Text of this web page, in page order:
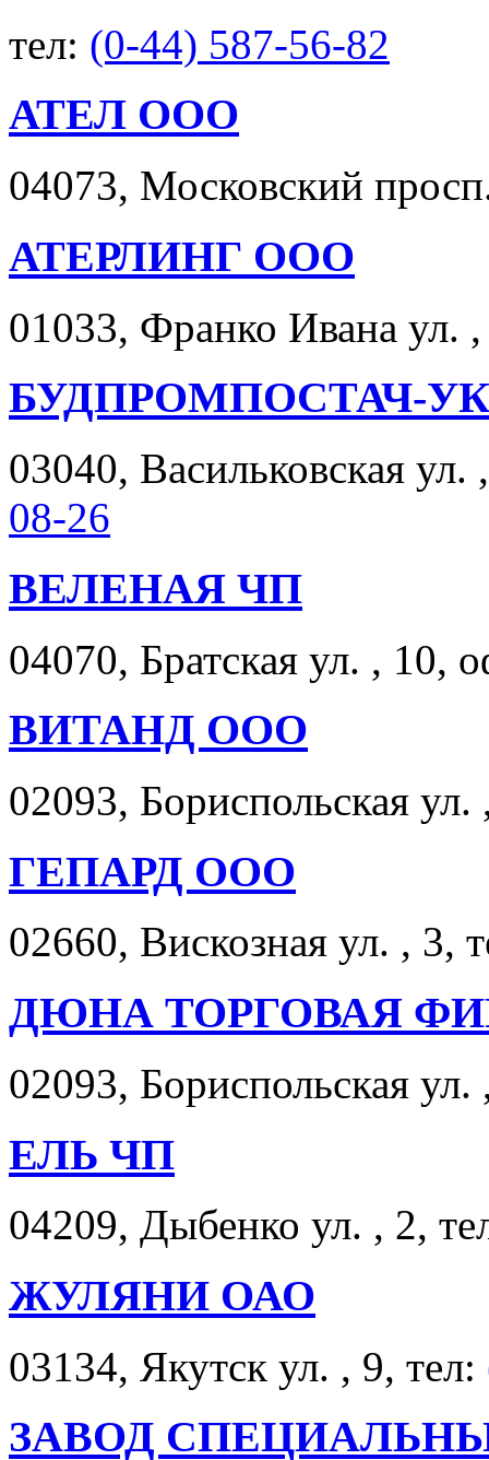
тел: (0-44) 587-56-82
АТЕЛ ООО
04073, Московский
АТЕРЛИНГ ООО
01033, Франко Ивана ул.
БУДПРОМПОСТАЧ-
03040, Васильковская
08-26
ВЕЛЕНАЯ ЧП
04070, Братская ул. , 10,
ВИТАНД ООО
02093, Бориспольская
ГЕПАРД ООО
02660, Вискозная ул. , 3,
ДЮНА ТОРГОВАЯ
02093, Бориспольская
ЕЛЬ ЧП
04209, Дыбенко ул. , 2,
ЖУЛЯНИ ОАО
03134, Якутск ул. , 9, тел:
ЗАВОД